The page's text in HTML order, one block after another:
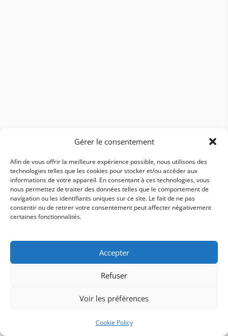
Gérer le consentement
Afin de vous offrir la meilleure expérience possible, nous utilisons des
technologies telles que les cookies pour stocker et/ou accéder aux
informations de votre appareil. En consentant à ces technologies, vous
nous permettez de traiter des données telles que le comportement de
navigation ou les identifiants uniques sur ce site. Le fait de ne pas
consentir ou de retirer votre consentement peut affecter négativement
certaines fonctionnalités.
Accepter
Refuser
Voir les préférences
Cookie Policy
Visuels critiques
Double funnel B2C / B2B
Saisonnalité événements
Spécialités cuisine